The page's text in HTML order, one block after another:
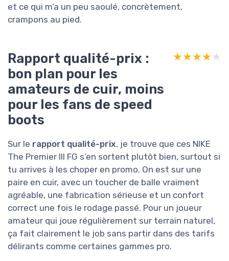
et ce qui m’a un peu saoulé, concrètement,
crampons au pied.
Rapport qualité-prix :
bon plan pour les
amateurs de cuir, moins
pour les fans de speed
boots
★★★★★
★★★★★
Sur le rapport qualité-prix, je trouve que ces NIKE
The Premier III FG s’en sortent plutôt bien, surtout si
tu arrives à les choper en promo. On est sur une
paire en cuir, avec un toucher de balle vraiment
agréable, une fabrication sérieuse et un confort
correct une fois le rodage passé. Pour un joueur
amateur qui joue régulièrement sur terrain naturel,
ça fait clairement le job sans partir dans des tarifs
délirants comme certaines gammes pro.